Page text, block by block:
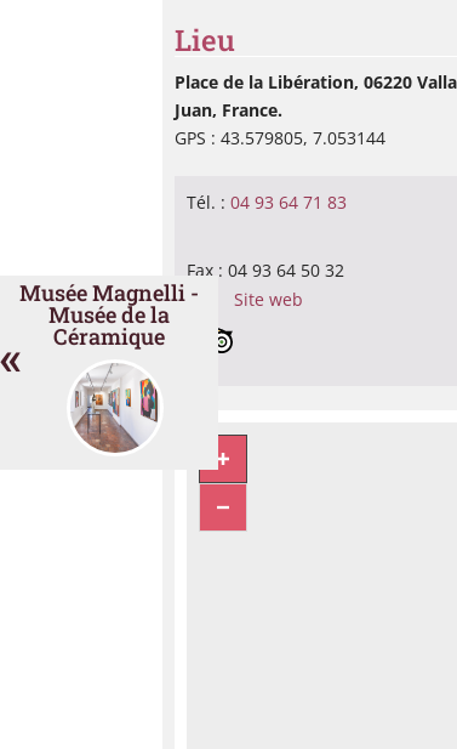
«
Musée Magnelli -
Musée de la
Céramique
Lieu
Place de la Libération, 06220
Juan, France.
GPS : 43.579805, 7.053144
Tél. :04 93 64 71 83
Fax : 04 93 64 50 32
Site web